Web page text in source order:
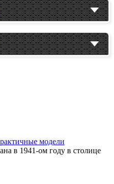
модели
в 1941-ом году в столице